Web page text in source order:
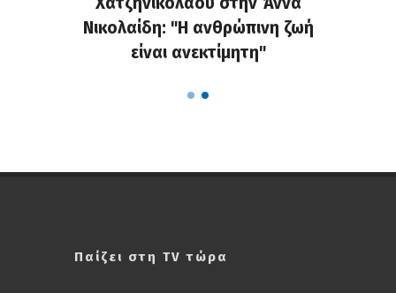
Νικολαίδη: "Η ανθρώπινη ζωή
είναι ανεκτίμητη"
Παίζει στη TV τώρα